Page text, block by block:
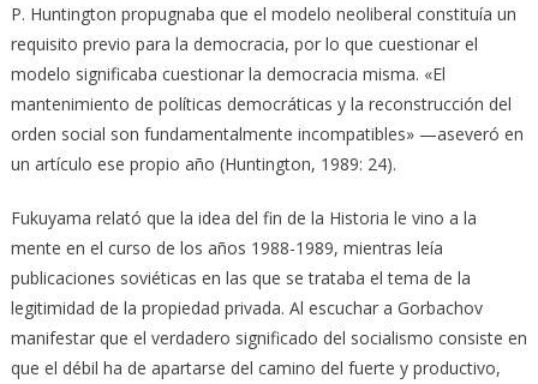
P. Huntington propugnaba que el modelo neoliberal constituía un
requisito previo para la democracia, por lo que cuestionar el
modelo significaba cuestionar la democracia misma. «El
mantenimiento de políticas democráticas y la reconstrucción del
orden social son fundamentalmente incompatibles» —aseveró en
un artículo ese propio año (Huntington, 1989: 24).
Fukuyama relató que la idea del fin de la Historia le vino a la
mente en el curso de los años 1988-1989, mientras leía
publicaciones soviéticas en las que se trataba el tema de la
legitimidad de la propiedad privada. Al escuchar a Gorbachov
manifestar que el verdadero significado del socialismo consiste en
que el débil ha de apartarse del camino del fuerte y productivo,